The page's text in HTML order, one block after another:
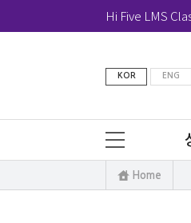
Hi Five LMS
KOR ENG
Home